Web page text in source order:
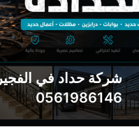
شركة حداد في
0561986146